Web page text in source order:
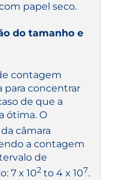
papel seco.
do tamanho e
contagem
para concentrar
de que a
ótima. O
câmara
a contagem
de
7 x 102to 4 x 107.